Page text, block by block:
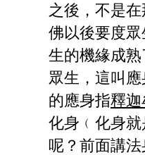
之後，不是
佛以後要度
生的機緣成
眾生，這叫
的應身指釋
化身﹙化身
呢？前面講